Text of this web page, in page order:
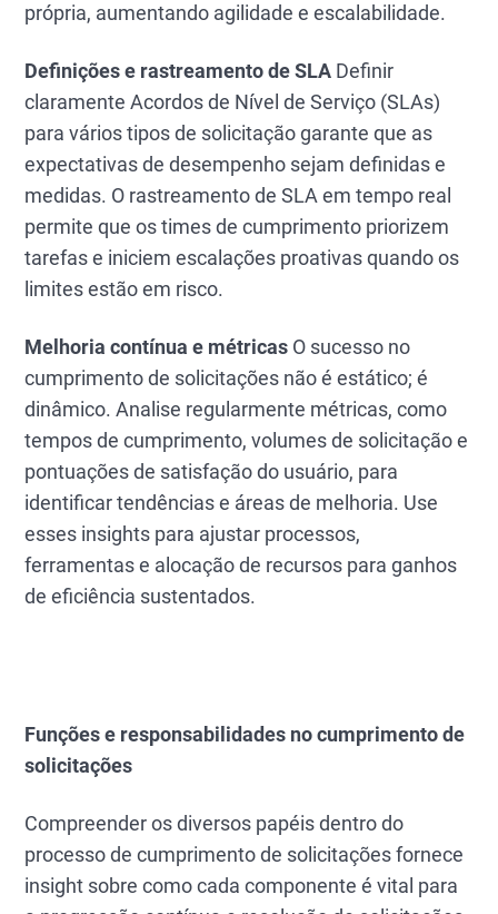
própria, aumentando agilidade e escalabilidade.
Definições e rastreamento de SLA Definir
claramente Acordos de Nível de Serviço (SLAs)
para vários tipos de solicitação garante que as
expectativas de desempenho sejam definidas e
medidas. O rastreamento de SLA em tempo real
permite que os times de cumprimento priorizem
tarefas e iniciem escalações proativas quando os
limites estão em risco.
Melhoria contínua e métricas O sucesso no
cumprimento de solicitações não é estático; é
dinâmico. Analise regularmente métricas, como
tempos de cumprimento, volumes de solicitação e
pontuações de satisfação do usuário, para
identificar tendências e áreas de melhoria. Use
esses insights para ajustar processos,
ferramentas e alocação de recursos para ganhos
de eficiência sustentados.
Funções e responsabilidades no cumprimento de
solicitações
Compreender os diversos papéis dentro do
processo de cumprimento de solicitações fornece
insight sobre como cada componente é vital para